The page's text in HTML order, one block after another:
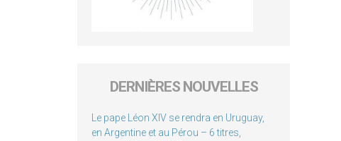
DERNIÈRES NOUVELLES
Le pape Léon XIV se rendra en Uruguay,
en Argentine et au Pérou – 6 titres,